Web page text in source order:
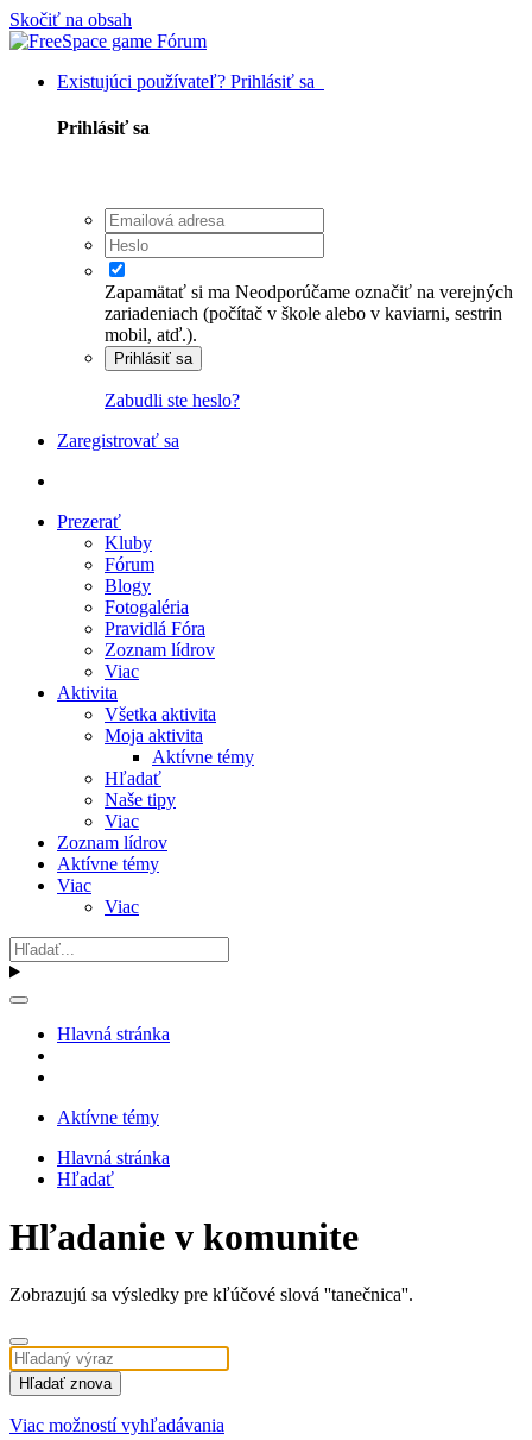
Skočiť na obsah
Existujúci používateľ? Prihlásiť sa
Prihlásiť sa
Zapamätať si ma Neodporúčame označiť na verejných
zariadeniach (počítač v škole alebo v kaviarni, sestrin
mobil, atď.).
Prihlásiť sa
Zabudli ste heslo?
Zaregistrovať sa
Prezerať
Kluby
Fórum
Blogy
Fotogaléria
Pravidlá Fóra
Zoznam lídrov
Viac
Aktivita
Všetka aktivita
Moja aktivita
Aktívne témy
Hľadať
Naše tipy
Viac
Zoznam lídrov
Aktívne témy
Viac
Viac
Hlavná stránka
Aktívne témy
Hlavná stránka
Hľadať
Hľadanie v komunite
Zobrazujú sa výsledky pre kľúčové slová ''tanečnica''.
Hľadať znova
Viac možností vyhľadávania